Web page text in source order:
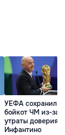
УЕФА сохранил
бойкот ЧМ из-за
утраты доверия к
Инфантино